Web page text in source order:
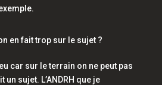
en fait trop sur le sujet ?
car sur le terrain on ne peut pas
sujet. L’ANDRH que je